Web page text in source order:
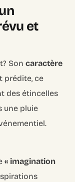
et
Soncaractère
prédite, ce
des étincelles
une pluie
« imagination